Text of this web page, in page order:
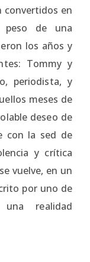
convertidos en
peso de una
los años y
Tommy y
periodista, y
meses de
deseo de
con la sed de
y crítica
vuelve, en un
por uno de
realidad